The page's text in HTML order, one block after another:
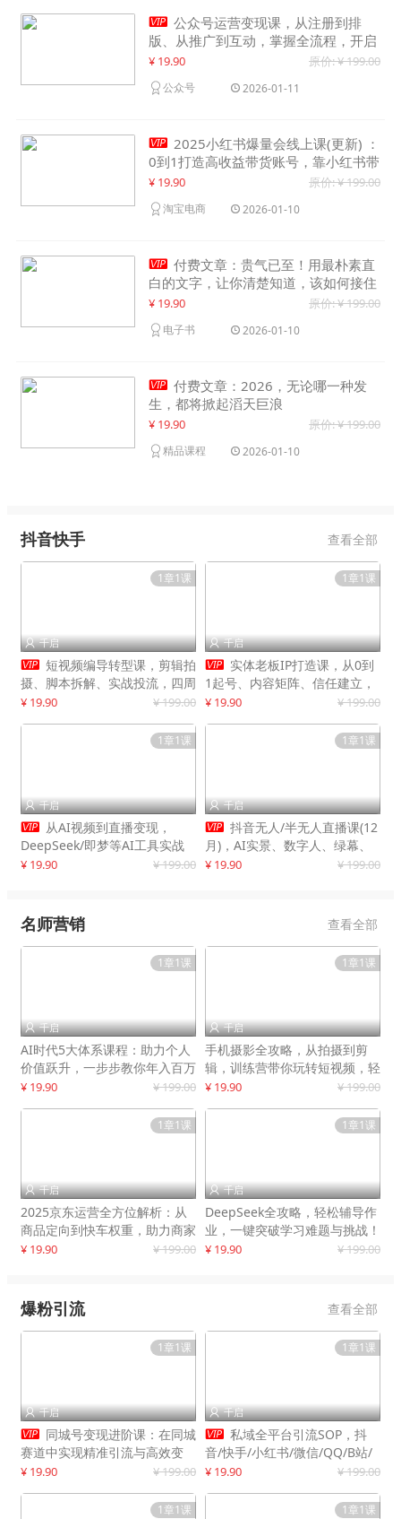
 公众号运营变现课，从注册到排
版、从推广到互动，掌握全流程，开启
个人品牌月入30000+
¥ 19.90 原价: ¥ 199.00
公众号 2026-01-11
 2025小红书爆量会线上课(更新) ：
0到1打造高收益带货账号，靠小红书带
货年入100w？机会来了！
¥ 19.90 原价: ¥ 199.00
淘宝电商 2026-01-10
 付费文章：贵气已至！用最朴素直
白的文字，让你清楚知道，该如何接住
这一次时代的泼天富贵
¥ 19.90 原价: ¥ 199.00
电子书 2026-01-10
 付费文章：2026，无论哪一种发
生，都将掀起滔天巨浪
¥ 19.90 原价: ¥ 199.00
精品课程 2026-01-10
抖音快手 查看全部
1章1课
 千启
 短视频编导转型课，剪辑拍
摄、脚本拆解、实战投流，四周
系统教学，快速入行月入2w+
¥ 19.90 ¥ 199.00
1章1课
 千启
 实体老板IP打造课，从0到
1起号、内容矩阵、信任建立，
打造门店IP，稳定获客增收
¥ 19.90 ¥ 199.00
1章1课
 千启
 从AI视频到直播变现，
DeepSeek/即梦等AI工具实战
教学，生产爆款视频，打造高流
¥ 19.90 ¥ 199.00
1章1课
 千启
 抖音无人/半无人直播课(12
月)，AI实景、数字人、绿幕、
多种玩法、24小时自动盈利
¥ 19.90 ¥ 199.00
名师营销 查看全部
1章1课
 千启
AI时代5大体系课程：助力个人
价值跃升，一步步教你年入百万
¥ 19.90 ¥ 199.00
1章1课
 千启
手机摄影全攻略，从拍摄到剪
辑，训练营带你玩转短视频，轻
松拍大片
¥ 19.90 ¥ 199.00
1章1课
 千启
2025京东运营全方位解析：从
商品定向到快车权重，助力商家
打造爆款商品
¥ 19.90 ¥ 199.00
1章1课
 千启
DeepSeek全攻略，轻松辅导作
业，一键突破学习难题与挑战！
¥ 19.90 ¥ 199.00
爆粉引流 查看全部
1章1课
 千启
 同城号变现进阶课：在同城
赛道中实现精准引流与高效变
现，单店月引流成交额提升50%
¥ 19.90 ¥ 199.00
1章1课
 千启
 私域全平台引流SOP，抖
音/快手/小红书/微信/QQ/B站/
闲鱼等，技术合集，高效转化公
¥ 19.90 ¥ 199.00
1章1课 1章1课